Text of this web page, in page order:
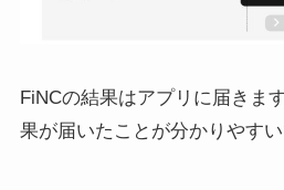
FiNCの結果はアプリに届きま
果が届いたことが分かりやすい